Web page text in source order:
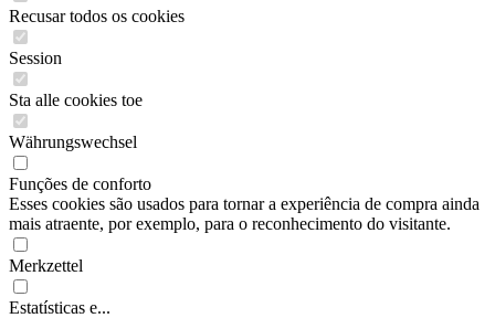
Recusar todos os cookies
Session
Sta alle cookies toe
Währungswechsel
Funções de conforto
Esses cookies são usados para tornar a experiência de compra ainda
mais atraente, por exemplo, para o reconhecimento do visitante.
Merkzettel
Estatísticas e...